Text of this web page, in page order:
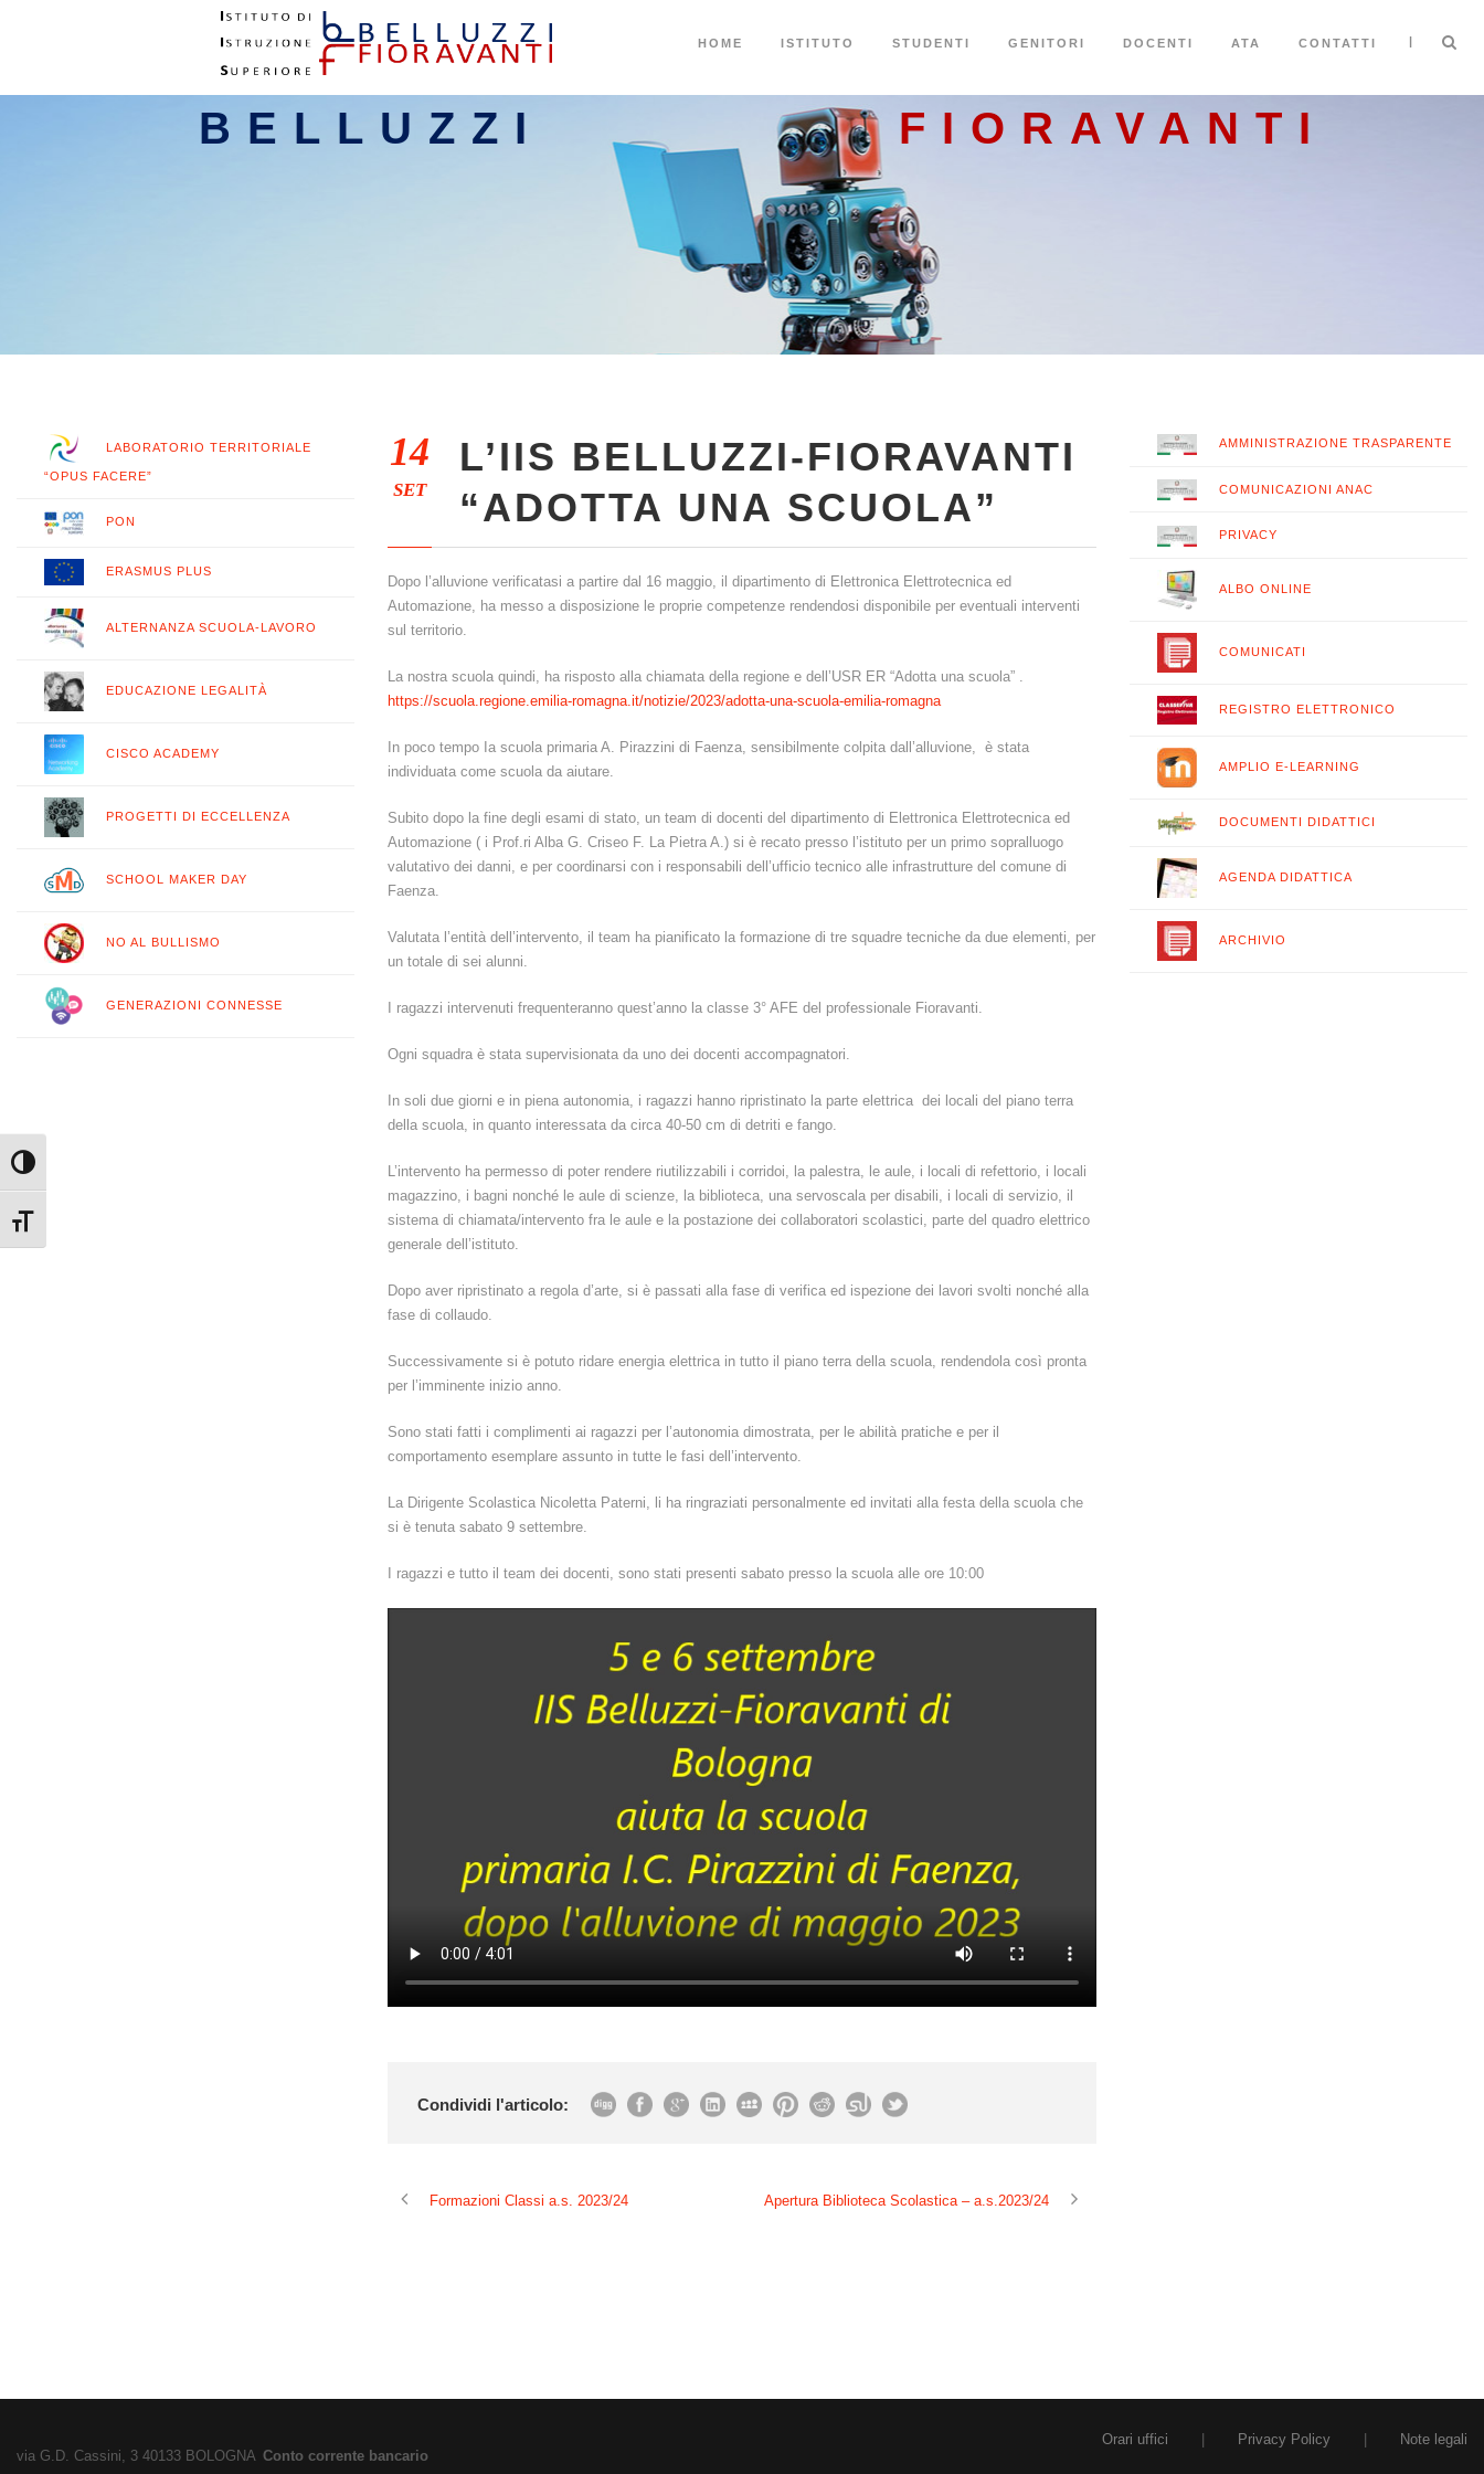
Attiva/disattiva alto contrasto
Attiva/disattiva dimensione testo
HOME ISTITUTO STUDENTI GENITORI DOCENTI ATA CONTATTI |
BELLUZZI FIORAVANTI
14
SET
L’IIS BELLUZZI-FIORAVANTI
“ADOTTA UNA SCUOLA”
Dopo l’alluvione verificatasi a partire dal 16 maggio, il dipartimento di Elettronica Elettrotecnica ed
Automazione, ha messo a disposizione le proprie competenze rendendosi disponibile per eventuali interventi
sul territorio.
La nostra scuola quindi, ha risposto alla chiamata della regione e dell’USR ER “Adotta una scuola” .
https://scuola.regione.emilia-romagna.it/notizie/2023/adotta-una-scuola-emilia-romagna
In poco tempo Ia scuola primaria A. Pirazzini di Faenza, sensibilmente colpita dall’alluvione, è stata
individuata come scuola da aiutare.
Subito dopo la fine degli esami di stato, un team di docenti del dipartimento di Elettronica Elettrotecnica ed
Automazione ( i Prof.ri Alba G. Criseo F. La Pietra A.) si è recato presso l’istituto per un primo sopralluogo
valutativo dei danni, e per coordinarsi con i responsabili dell’ufficio tecnico alle infrastrutture del comune di
Faenza.
Valutata l’entità dell’intervento, il team ha pianificato la formazione di tre squadre tecniche da due elementi, per
un totale di sei alunni.
I ragazzi intervenuti frequenteranno quest’anno la classe 3° AFE del professionale Fioravanti.
Ogni squadra è stata supervisionata da uno dei docenti accompagnatori.
In soli due giorni e in piena autonomia, i ragazzi hanno ripristinato la parte elettrica dei locali del piano terra
della scuola, in quanto interessata da circa 40-50 cm di detriti e fango.
L’intervento ha permesso di poter rendere riutilizzabili i corridoi, la palestra, le aule, i locali di refettorio, i locali
magazzino, i bagni nonché le aule di scienze, la biblioteca, una servoscala per disabili, i locali di servizio, il
sistema di chiamata/intervento fra le aule e la postazione dei collaboratori scolastici, parte del quadro elettrico
generale dell’istituto.
Dopo aver ripristinato a regola d’arte, si è passati alla fase di verifica ed ispezione dei lavori svolti nonché alla
fase di collaudo.
Successivamente si è potuto ridare energia elettrica in tutto il piano terra della scuola, rendendola così pronta
per l’imminente inizio anno.
Sono stati fatti i complimenti ai ragazzi per l’autonomia dimostrata, per le abilità pratiche e per il
comportamento esemplare assunto in tutte le fasi dell’intervento.
La Dirigente Scolastica Nicoletta Paterni, li ha ringraziati personalmente ed invitati alla festa della scuola che
si è tenuta sabato 9 settembre.
I ragazzi e tutto il team dei docenti, sono stati presenti sabato presso la scuola alle ore 10:00
Condividi l'articolo:
Formazioni Classi a.s. 2023/24 Apertura Biblioteca Scolastica – a.s.2023/24
LABORATORIO TERRITORIALE
“OPUS FACERE”
PON
ERASMUS PLUS
ALTERNANZA SCUOLA-LAVORO
EDUCAZIONE LEGALITÀ
CISCO ACADEMY
PROGETTI DI ECCELLENZA
SCHOOL MAKER DAY
NO AL BULLISMO
GENERAZIONI CONNESSE
AMMINISTRAZIONE TRASPARENTE
COMUNICAZIONI ANAC
PRIVACY
ALBO ONLINE
COMUNICATI
REGISTRO ELETTRONICO
AMPLIO E-LEARNING
DOCUMENTI DIDATTICI
AGENDA DIDATTICA
ARCHIVIO
via G.D. Cassini, 3 40133 BOLOGNA Conto corrente bancario
Orari uffici Privacy Policy Note legali